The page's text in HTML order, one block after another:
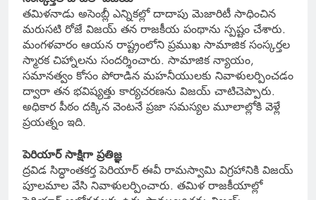
తమిళనాడు అసెంబ్లీ ఎన్నికల్లో దాదాపు మెజారిటీ సాధించిన
మరుసటి రోజే విజయ్ తన రాజకీయ పంథాను స్పష్టం చేశారు.
మంగళవారం ఆయన రాష్ట్రంలోని ప్రముఖ సామాజిక సంస్కర్తల
స్మారక చిహ్నాలను సందర్శించారు. సామాజిక న్యాయం,
సమానత్వం కోసం పోరాడిన మహనీయులకు నివాళులర్పించడం
ద్వారా తన భవిష్యత్తు కార్యచరణను విజయ్ చాటిచెప్పారు.
అధికార పీఠం దక్కిన వెంటనే ప్రజా సమస్యల మూలాల్లోకి వెళ్లే
ప్రయత్నం ఇది.
పెరియార్ సాక్షిగా ప్రతిజ్ఞ
ద్రవిడ సిద్ధాంతకర్త పెరియార్ ఈవీ రామస్వామి విగ్రహానికి విజయ్
పూలమాల వేసి నివాళులర్పించారు. తమిళ రాజకీయాల్లో